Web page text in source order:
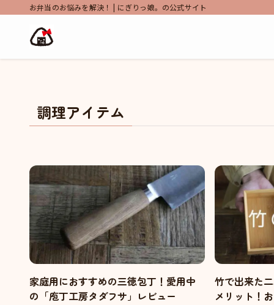
お弁当のお悩みを解決！ | にぎりっ娘。の公式サイト
調理アイテム
家庭用におすすめの三徳包丁！愛用中
の「庖丁工房タダフサ」レビュー
竹で出来た
メリット！